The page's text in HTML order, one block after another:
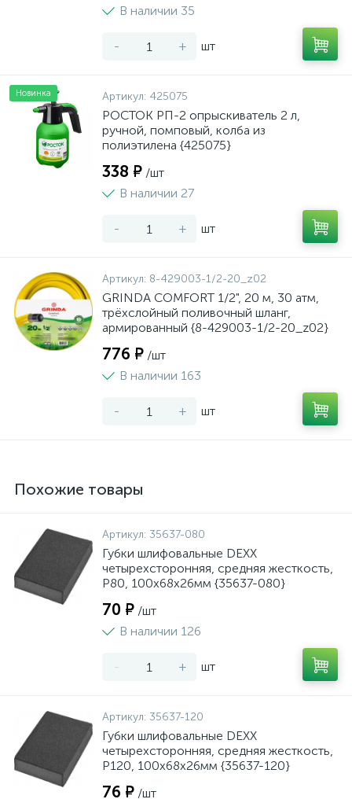
В наличии 35
- + шт
Новинка Артикул: 425075
РОСТОК РП-2 опрыскиватель 2 л,
ручной, помповый, колба из
полиэтилена {425075}
338 ₽ /шт
В наличии 27
- + шт
Артикул: 8-429003-1/2-20_z02
GRINDA COMFORT 1/2", 20 м, 30 атм,
трёхслойный поливочный шланг,
армированный {8-429003-1/2-20_z02}
776 ₽ /шт
В наличии 163
- + шт
Похожие товары
Артикул: 35637-080
Губки шлифовальные DEXX
четырехсторонняя, средняя жесткость,
Р80, 100х68х26мм {35637-080}
70 ₽ /шт
В наличии 126
- + шт
Артикул: 35637-120
Губки шлифовальные DEXX
четырехсторонняя, средняя жесткость,
Р120, 100х68х26мм {35637-120}
76 ₽ /шт